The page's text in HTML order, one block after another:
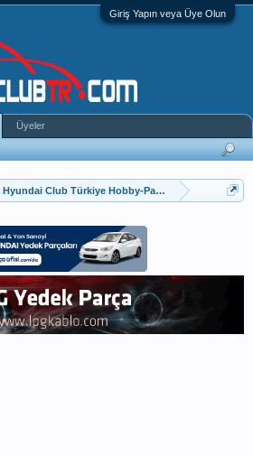
Giriş Yapın veya Üye Olun
Hyundai Club Türkiye Hobby-Paylaşım
Üyeler